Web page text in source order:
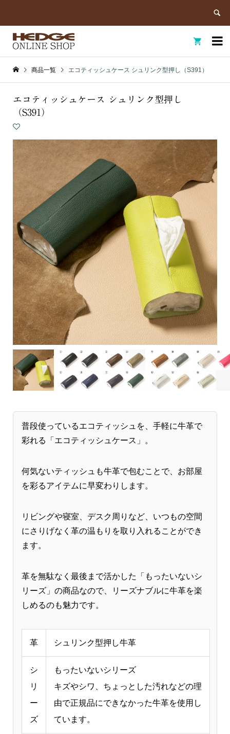


商品一覧 エコティッシュケース シュリンク型押し（S391）
エコティッシュケース シュリンク型押し
（S391）
普段使っているエコティッシュを、手軽に牛革で
彩れる「エコティッシュケース」。
何気ないティッシュも牛革で包むことで、お部屋
を彩るアイテムに早変わりします。
リビングや寝室、デスク周りなど、いつもの空間
にさりげなく革の温もりを取り入れることができ
ます。
革を無駄なく最後まで活かした「もったいないシ
リーズ」の商品なので、リーズナブルに牛革を楽
しめるのも魅力です。
革 シュリンク型押し牛革
シ
リ
ー
ズ
もったいないシリーズ
キズやシワ、ちょっとした汚れなどの理
由で正規品にできなかった牛革を使用し
ています。